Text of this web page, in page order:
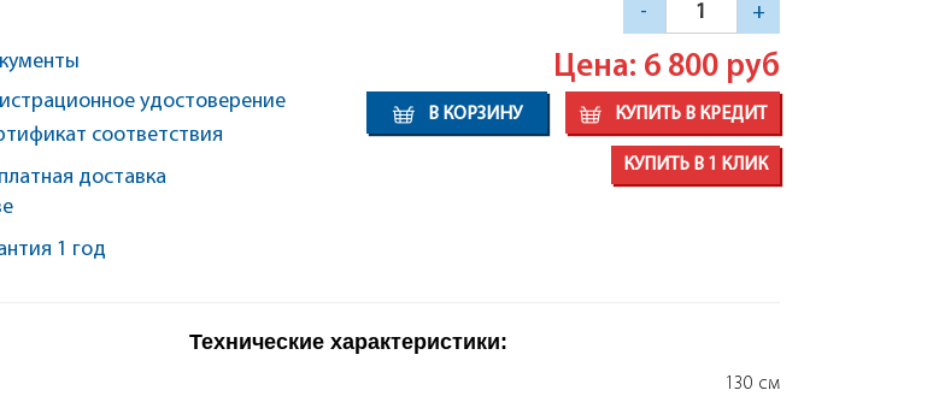
- +
удостоверение
соответствия
доставка
1 год
Цена: 6 800 руб
В КОРЗИНУ КУПИТЬ В КРЕДИТ
КУПИТЬ В 1 КЛИК
Технические характеристики:
130 см